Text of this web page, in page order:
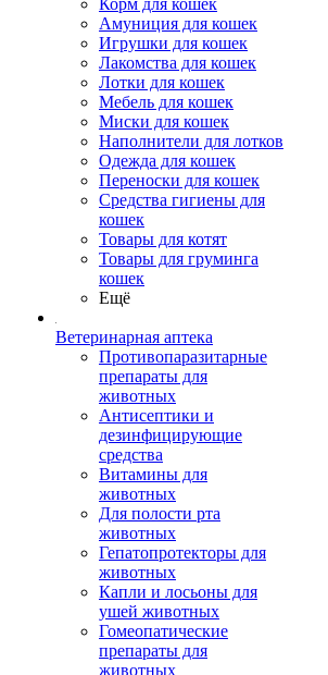
Корм для кошек
Амуниция для кошек
Игрушки для кошек
Лакомства для кошек
Лотки для кошек
Мебель для кошек
Миски для кошек
Наполнители для лотков
Одежда для кошек
Переноски для кошек
Средства гигиены для
кошек
Товары для котят
Товары для груминга
кошек
Ещё
Ветеринарная аптека
Противопаразитарные
препараты для
животных
Антисептики и
дезинфицирующие
средства
Витамины для
животных
Для полости рта
животных
Гепатопротекторы для
животных
Капли и лосьоны для
ушей животных
Гомеопатические
препараты для
животных